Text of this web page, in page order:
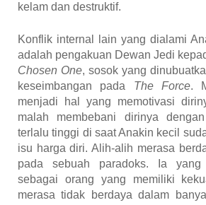
kelam dan destruktif.
Konflik internal lain yang dialami
adalah pengakuan Dewan Jedi
Chosen One, sosok yang
keseimbangan pada The Force.
menjadi hal yang memotivasi
malah membebani dirinya
terlalu tinggi di saat Anakin kecil
isu harga diri. Alih-alih merasa
pada sebuah paradoks. Ia yang
sebagai orang yang memiliki
merasa tidak berdaya dalam